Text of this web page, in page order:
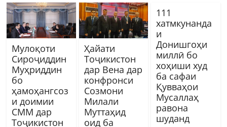
Мулоқоти
Сироҷиддин
Муҳриддин
бо
ҳамоҳангсоз
и доимии
СММ дар
Тоҷикистон
Ҳайати
Тоҷикистон
дар Вена дар
конфронси
Созмони
Милали
Муттаҳид
оид ба
111
хатмкунанда
и
Донишгоҳи
миллӣ бо
хоҳиши худ
ба сафаи
Қувваҳои
Мусаллаҳ
равона
шуданд